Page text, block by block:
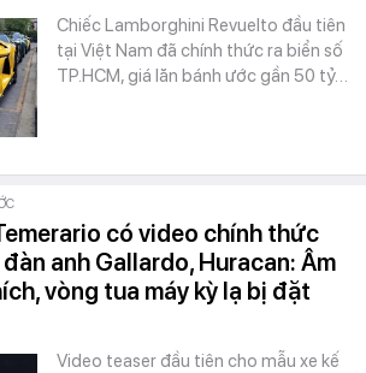
Chiếc Lamborghini Revuelto đầu tiên
tại Việt Nam đã chính thức ra biển số
TP.HCM, giá lăn bánh ước gần 50 tỷ…
có video chính thức
anh Gallardo, Huracan: Âm
vòng tua máy kỳ lạ bị đặt
Video teaser đầu tiên cho mẫu xe kế